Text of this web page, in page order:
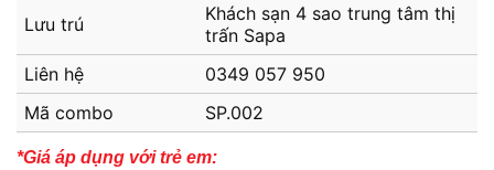
Lưu trú
Khách sạn 4 sao trung tâm thị
trấn Sapa
Liên hệ
0349 057 950
Mã combo
SP.002
*Giá áp dụng với trẻ em: